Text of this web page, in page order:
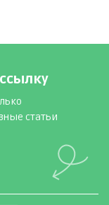
на ваши
50.
статьи